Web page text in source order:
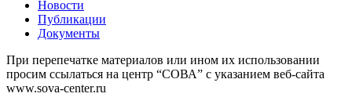
Новости
Публикации
Документы
При перепечатке материалов или ином их использовании
просим ссылаться на центр “СОВА” с указанием веб-сайта
www.sova-center.ru